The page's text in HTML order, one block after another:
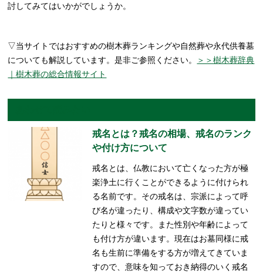
討してみてはいかがでしょうか。
▽当サイトではおすすめの樹木葬ランキングや自然葬や永代供養墓
についても解説しています。是非ご参照ください。
＞＞樹木葬辞典
｜樹木葬の総合情報サイト
戒名とは？戒名の相場、戒名のランク
や付け方について
戒名とは、仏教において亡くなった方が極
楽浄土に行くことができるように付けられ
る名前です。その戒名は、宗派によって呼
び名が違ったり、構成や文字数が違ってい
たりと様々です。また性別や年齢によって
も付け方が違います。現在はお墓同様に戒
名も生前に準備をする方が増えてきていま
すので、意味を知っておき納得のいく戒名